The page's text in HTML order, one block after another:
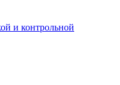
и контрольной